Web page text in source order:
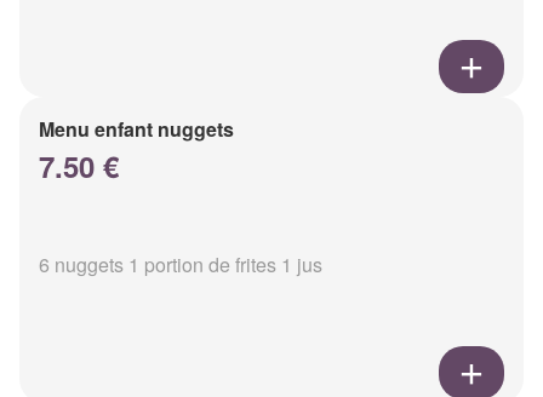
Menu enfant nuggets
7.50 €
6 nuggets 1 portion de frites 1 jus